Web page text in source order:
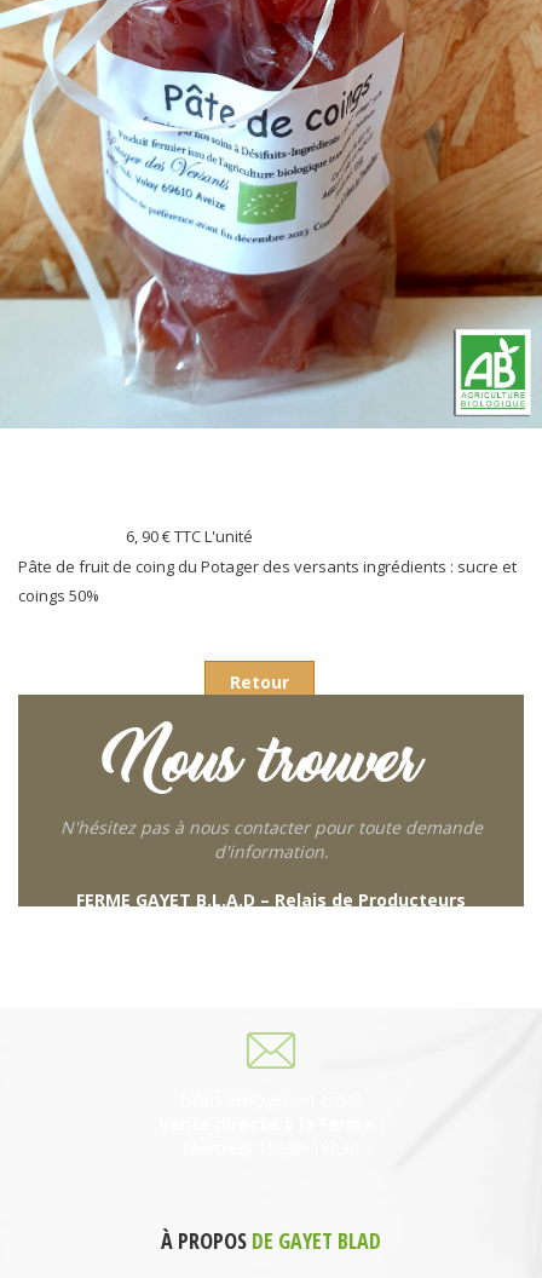
6, 90 €TTC L'unité
Pâte de fruit de coing du Potager des versants ingrédients : sucre et
coings 50%
Retour
Nous trouver
N'hésitez pas à nous contacter pour toute demande
d'information.
FERME GAYET B.L.A.D – Relais de Producteurs
À PROPOS DE GAYET BLAD